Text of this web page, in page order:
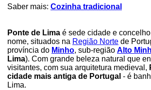
Saber mais: Cozinha tradicional
Ponte de Lima é sede cidade e
nome, situados na Região Norte de
província do Minho, sub-região Alto
Lima). Com grande beleza natural que
visitantes, com sua arquitetura medieval,
cidade mais antiga de Portugal - é
Lima.